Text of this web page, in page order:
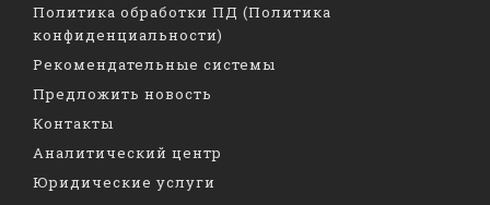
Политика обработки ПД (Политика
конфиденциальности)
Рекомендательные системы
Предложить новость
Контакты
Аналитический центр
Юридические услуги